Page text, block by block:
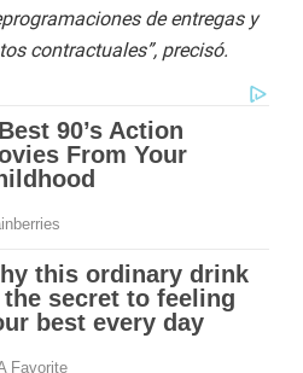
de entregas y
contractuales”, precisó.